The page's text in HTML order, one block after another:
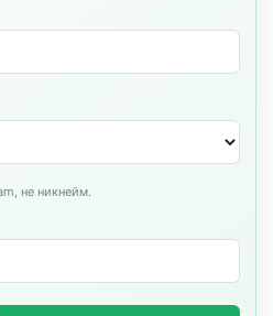
не никнейм.